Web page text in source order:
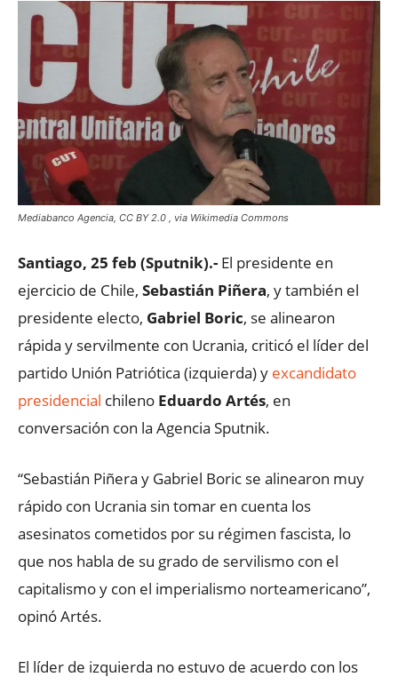
Mediabanco Agencia, CC BY 2.0 , via Wikimedia Commons
Santiago, 25 feb (Sputnik).- El presidente en
ejercicio de Chile, Sebastián Piñera, y también el
presidente electo, Gabriel Boric, se alinearon
rápida y servilmente con Ucrania, criticó el líder del
partido Unión Patriótica (izquierda) y excandidato
presidencial chileno Eduardo Artés, en
conversación con la Agencia Sputnik.
“Sebastián Piñera y Gabriel Boric se alinearon muy
rápido con Ucrania sin tomar en cuenta los
asesinatos cometidos por su régimen fascista, lo
que nos habla de su grado de servilismo con el
capitalismo y con el imperialismo norteamericano”,
opinó Artés.
El líder de izquierda no estuvo de acuerdo con los